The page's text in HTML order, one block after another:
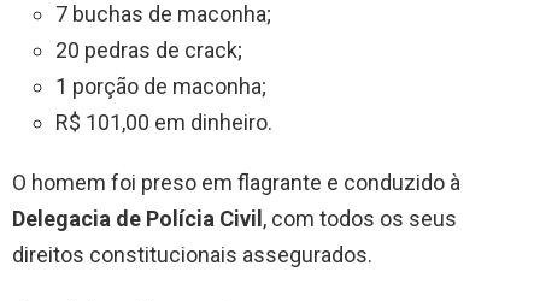
7 buchas de maconha;
20 pedras de crack;
1 porção de maconha;
R$ 101,00 em dinheiro.
O homem foi preso em flagrante e conduzido à
Delegacia de Polícia Civil , com todos os seus
direitos constitucionais assegurados.